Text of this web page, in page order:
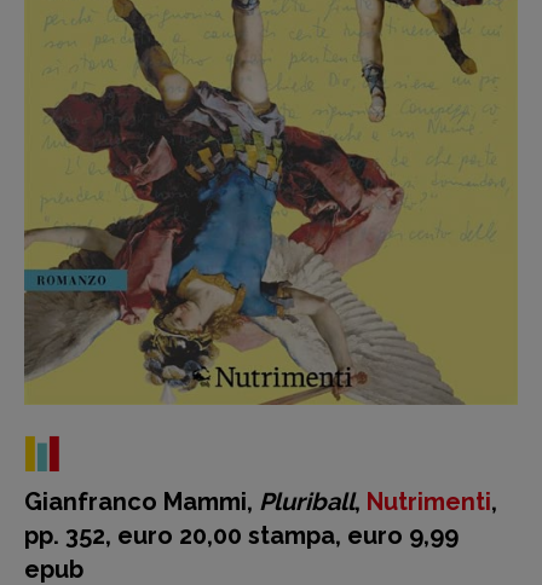
Gianfranco Mammi, Pluriball, Nutrimenti,
pp. 352, euro 20,00 stampa, euro 9,99
epub